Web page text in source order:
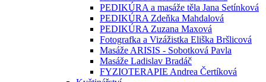
PEDIKÚRA a masáže těla Jana Setínková
PEDIKÚRA Zdeňka Mahdalová
PEDIKÚRA Zuzana Maxová
Fotografka a Vizážistka Eliška Bršlicová
Masáže ARISIS - Sobotková Pavla
Masáže Ladislav Bradáč
FYZIOTERAPIE Andrea Čertíková